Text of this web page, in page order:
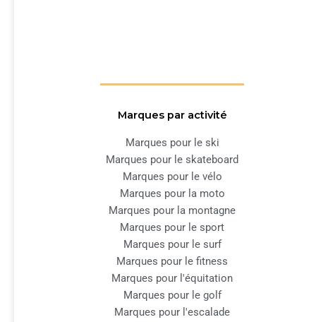
Marques par activité
Marques pour le ski
Marques pour le skateboard
Marques pour le vélo
Marques pour la moto
Marques pour la montagne
Marques pour le sport
Marques pour le surf
Marques pour le fitness
Marques pour l'équitation
Marques pour le golf
Marques pour l'escalade